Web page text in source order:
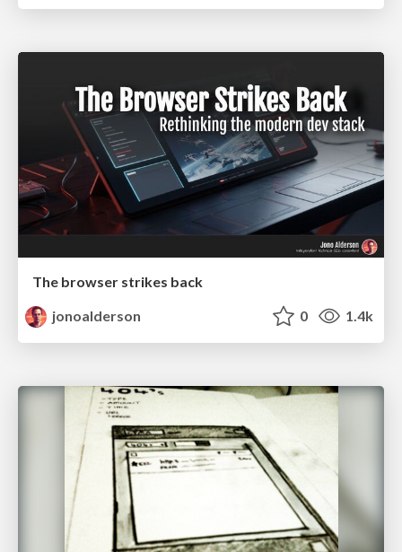
The browser strikes back
jonoalderson
0 1.4k